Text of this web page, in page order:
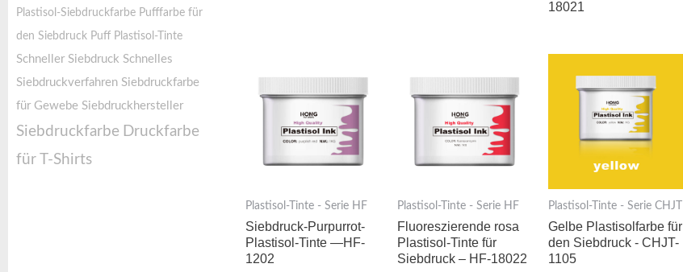
Plastisol-Siebdruckfarbe Pufffarbe für
den Siebdruck Puff Plastisol-Tinte
Schneller Siebdruck Schnelles
Siebdruckverfahren Siebdruckfarbe
für Gewebe Siebdruckhersteller
Siebdruckfarbe Druckfarbe
für T-Shirts
18021
Plastisol-Tinte - Serie HF
Siebdruck-Purpurrot-
Plastisol-Tinte —HF-
1202
Plastisol-Tinte - Serie HF
Fluoreszierende rosa
Plastisol-Tinte für
Siebdruck – HF-18022
Plastisol-Tinte - Serie CHJT
Gelbe Plastisolfarbe für
den Siebdruck - CHJT-
1105